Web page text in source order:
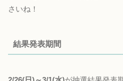
さいね！
結果発表期間